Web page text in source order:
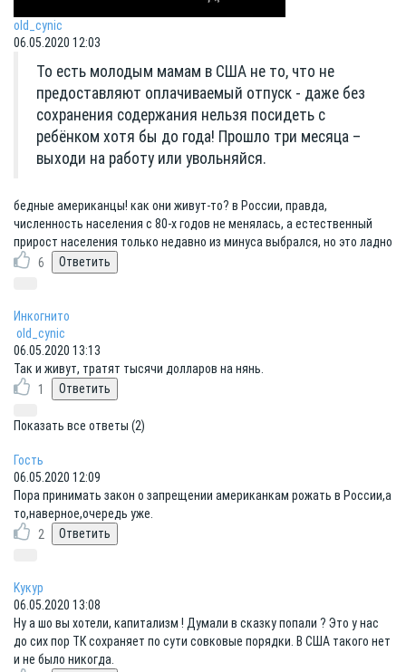
old_cynic
06.05.2020 12:03
То есть молодым мамам в США не то, что не
предоставляют оплачиваемый отпуск - даже без
сохранения содержания нельзя посидеть с
ребёнком хотя бы до года! Прошло три месяца –
выходи на работу или увольняйся.
бедные американцы! как они живут-то? в России, правда,
численность населения с 80-х годов не менялась, а естественный
прирост населения только недавно из минуса выбрался, но это ладно
6
Инкогнито
old_cynic
06.05.2020 13:13
Так и живут, тратят тысячи долларов на нянь.
1
Показать все ответы (2)
Гость
06.05.2020 12:09
Пора принимать закон о запрещении американкам рожать в России,а
то,наверное,очередь уже.
2
Kyкyp
06.05.2020 13:08
Ну а шо вы хотели, капитализм ! Думали в сказку попали ? Это у нас
до сих пор ТК сохраняет по сути совковые порядки. В США такого нет
и не было никогда.